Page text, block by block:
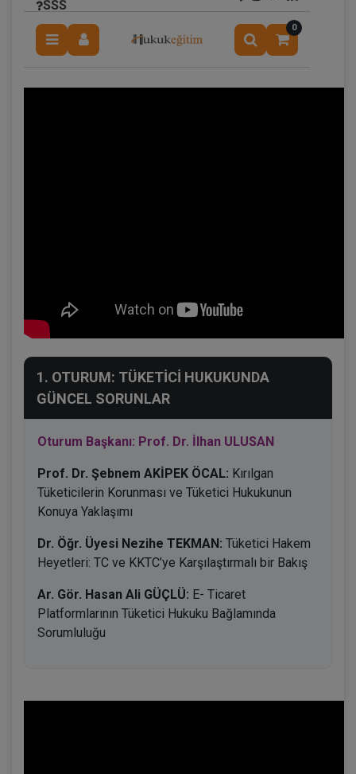
1. OTURUM: TÜKETİCİ HUKUKUNDA
GÜNCEL SORUNLAR
Oturum Başkanı: Prof. Dr. İlhan ULUSAN
Prof. Dr. Şebnem AKİPEK ÖCAL: Kırılgan
Tüketicilerin Korunması ve Tüketici Hukukunun
Konuya Yaklaşımı
Dr. Öğr. Üyesi Nezihe TEKMAN: Tüketici Hakem
Heyetleri: TC ve KKTC’ye Karşılaştırmalı bir Bakış
Ar. Gör. Hasan Ali GÜÇLÜ: E- Ticaret
Platformlarının Tüketici Hukuku Bağlamında
Sorumluluğu